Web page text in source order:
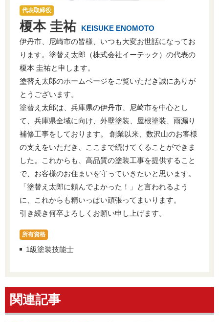
代表取締役
榎本 圭祐
KEISUKE ENOMOTO
伊丹市、尼崎市の皆様、いつも大変お世話になってお
ります。塗替え太郎（株式会社イーテック）の代表の
榎本 圭祐と申します。
塗替え太郎のホームページをご覧いただき誠にありが
とうございます。
塗替え太郎は、兵庫県の伊丹市、尼崎市を中心とし
て、兵庫県全域に向け、外壁塗装、屋根塗装、雨漏り
補修工事をしております。 創業以来、数沢山のお客様
の支えをいただき、ここまで続けてくることができま
した。これからも、高品質の塗装工事を提供すること
で、お客様のお住まいを守っていきたいと思います。
「塗替え太郎に頼んでよかった！」と言われるよう
に、これからも精いっぱい頑張ってまいります。
引き続き何卒よろしくお願い申し上げます。
所有資格
1級塗装技能士
関連記事